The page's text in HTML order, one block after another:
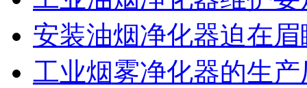
安装油烟净化器迫在眉
工业烟雾净化器的生